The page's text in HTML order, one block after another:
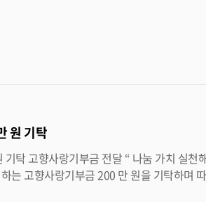
를 확인하
을 통해
할 수 있도록 했으며 , 모든 체험을 마친 참여자를 대상으로 만족도
원 기탁